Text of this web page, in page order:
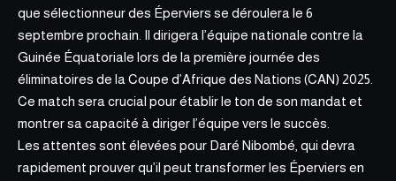
que sélectionneur des Éperviers se déroulera le 6
septembre prochain. Il dirigera l’équipe nationale contre la
Guinée Équatoriale lors de la première journée des
éliminatoires de la Coupe d’Afrique des Nations (CAN) 2025.
Ce match sera crucial pour établir le ton de son mandat et
montrer sa capacité à diriger l’équipe vers le succès.
Les attentes sont élevées pour Daré Nibombé, qui devra
rapidement prouver qu’il peut transformer les Éperviers en